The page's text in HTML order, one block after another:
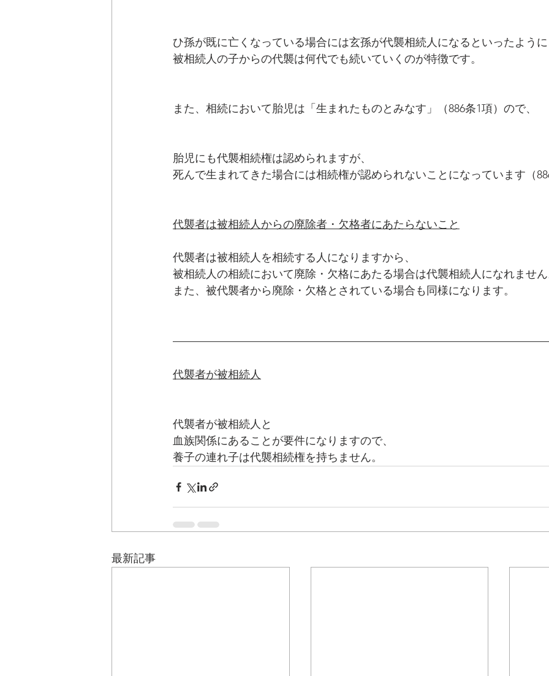
ひ孫が既に亡くなっている場合には玄孫が代襲相続人になるといったよう
被相続人の子からの代襲は何代でも続いていくのが特徴です。
また、相続において胎児は「生まれたものとみなす」（886条1項）ので、
胎児にも代襲相続権は認められますが、
死んで生まれてきた場合には相続権が認められないことになっています（
代襲者は被相続人からの廃除者・欠格者にあたらないこと
代襲者は被相続人を相続する人になりますから、
被相続人の相続において廃除・欠格にあたる場合は代襲相続人になれませ
また、被代襲者から廃除・欠格とされている場合も同様になります。
代襲者が被相続人
代襲者が被相続人と
血族関係にあることが要件になりますので、
養子の連れ子は代襲相続権を持ちません。
最新記事